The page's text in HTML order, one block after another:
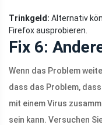
Trinkgeld: Alternativ
Firefox ausprobieren.
Fix 6:
Wenn das Problem
dass das Problem,
mit einem Virus
sein kann. Versuchen